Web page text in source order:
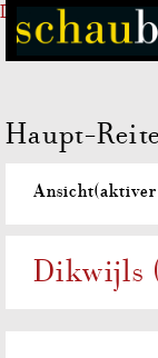
Direkt zum Inhalt
Haupt-
Ansicht
Dikwijls